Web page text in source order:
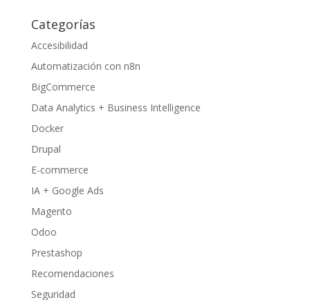
Categorías
Accesibilidad
Automatización con n8n
BigCommerce
Data Analytics + Business Intelligence
Docker
Drupal
E-commerce
IA + Google Ads
Magento
Odoo
Prestashop
Recomendaciones
Seguridad